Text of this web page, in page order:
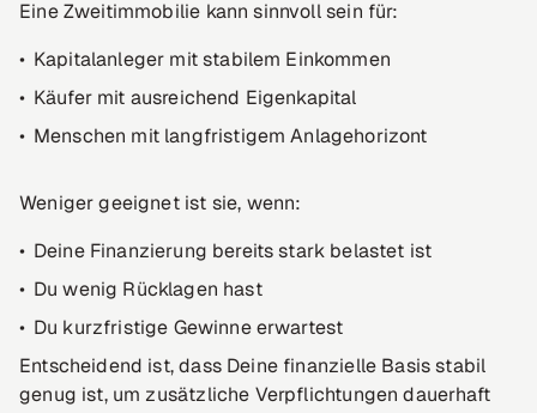
Eine Zweitimmobilie kann sinnvoll sein für:
Kapitalanleger mit stabilem Einkommen
Käufer mit ausreichend Eigenkapital
Menschen mit langfristigem Anlagehorizont
Weniger geeignet ist sie, wenn:
Deine Finanzierung bereits stark belastet ist
Du wenig Rücklagen hast
Du kurzfristige Gewinne erwartest
Entscheidend ist, dass Deine finanzielle Basis stabil
genug ist, um zusätzliche Verpflichtungen dauerhaft